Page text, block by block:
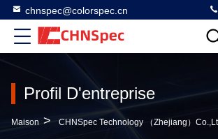
chnspec@colorspec.cn
Profil D'entreprise
Maison > CHNSpec Technology （Zhejiang）Co.,Ltd Profil